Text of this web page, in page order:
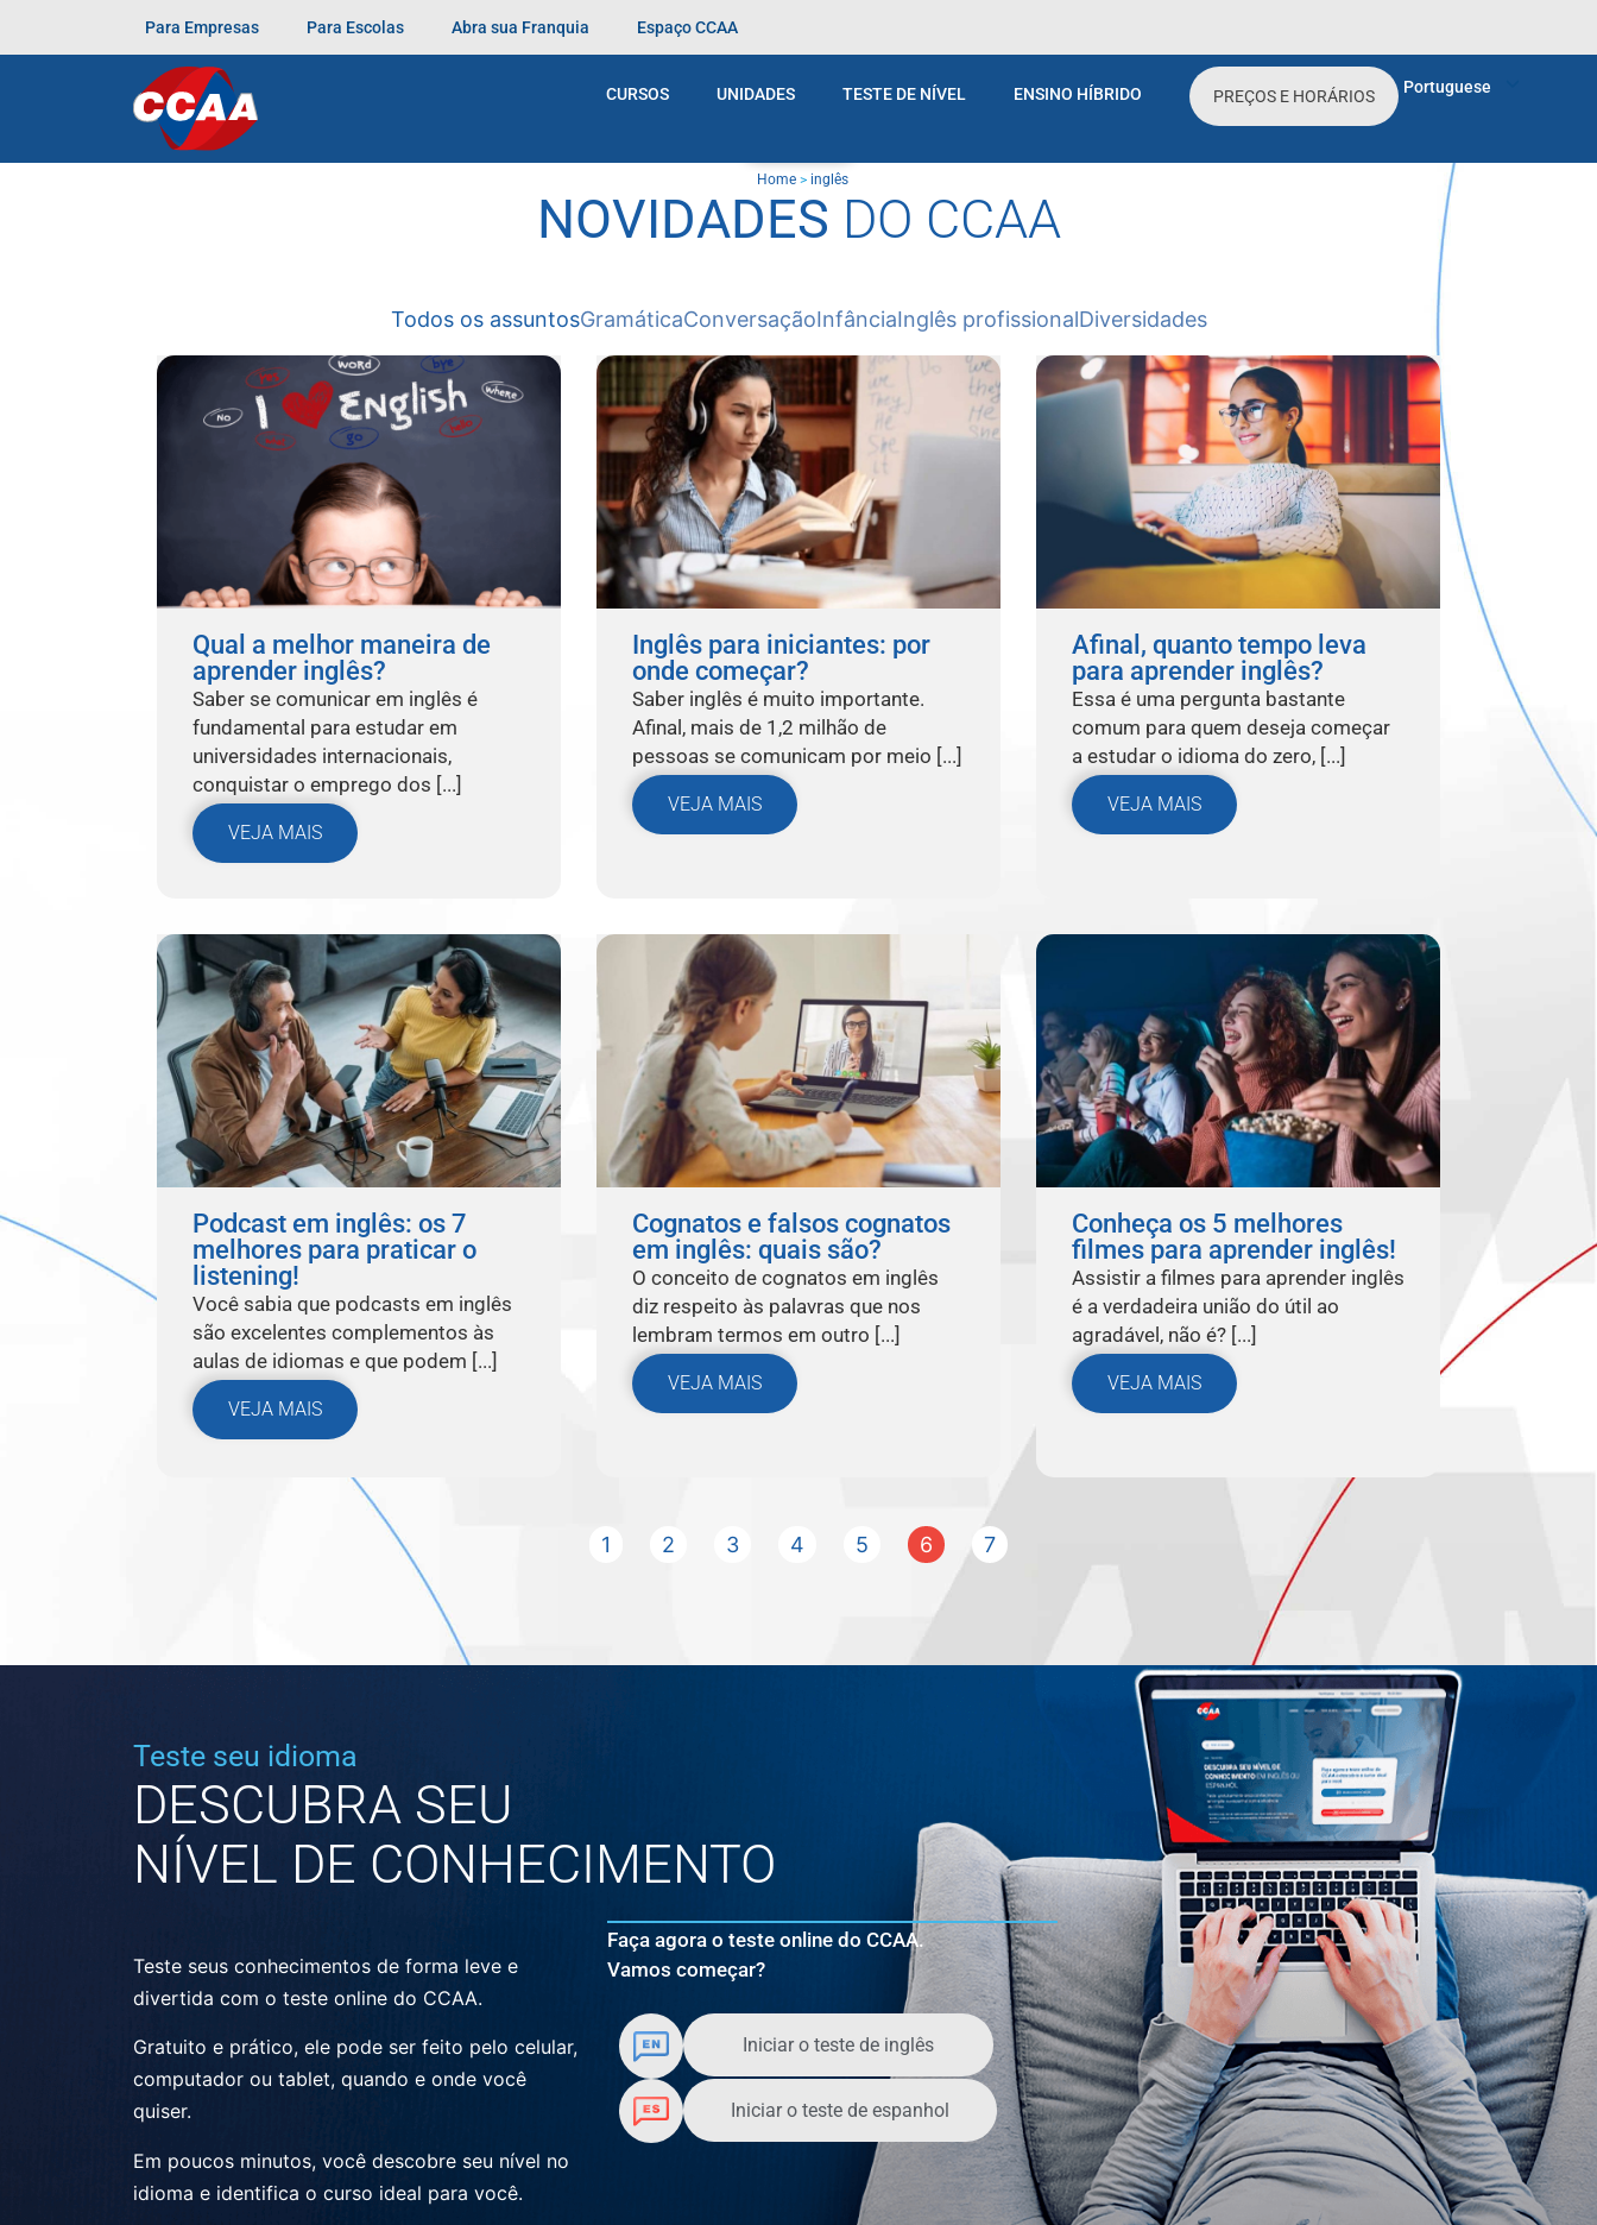
Para Empresas Para Escolas Abra sua Franquia Espaço CCAA
CURSOS UNIDADES TESTE DE NÍVEL ENSINO HÍBRIDO PREÇOS E HORÁRIOS Portuguese
Home > inglês
NOVIDADES DO CCAA
Todos os assuntosGramáticaConversaçãoInfânciaInglês profissionalDiversidades
Qual a melhor maneira de
aprender inglês?
Saber se comunicar em inglês é
fundamental para estudar em
universidades internacionais,
conquistar o emprego dos [...]
VEJA MAIS
Inglês para iniciantes: por
onde começar?
Saber inglês é muito importante.
Afinal, mais de 1,2 milhão de
pessoas se comunicam por meio [...]
VEJA MAIS
Afinal, quanto tempo leva
para aprender inglês?
Essa é uma pergunta bastante
comum para quem deseja começar
a estudar o idioma do zero, [...]
VEJA MAIS
Podcast em inglês: os 7
melhores para praticar o
listening!
Você sabia que podcasts em inglês
são excelentes complementos às
aulas de idiomas e que podem [...]
VEJA MAIS
Cognatos e falsos cognatos
em inglês: quais são?
O conceito de cognatos em inglês
diz respeito às palavras que nos
lembram termos em outro [...]
VEJA MAIS
Conheça os 5 melhores
filmes para aprender inglês!
Assistir a filmes para aprender inglês
é a verdadeira união do útil ao
agradável, não é? [...]
VEJA MAIS
1 2 3 4 5 6 7
Teste seu idioma
DESCUBRA SEU
NÍVEL DE CONHECIMENTO
Teste seus conhecimentos de forma leve e
divertida com o teste online do CCAA.
Gratuito e prático, ele pode ser feito pelo celular,
computador ou tablet, quando e onde você
quiser.
Em poucos minutos, você descobre seu nível no
idioma e identifica o curso ideal para você.
Faça agora o teste online do CCAA.
Vamos começar?
Iniciar o teste de inglês
Iniciar o teste de espanhol